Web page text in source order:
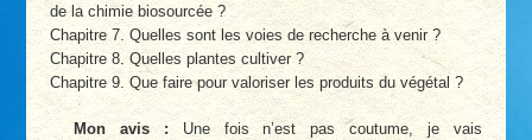
de la chimie biosourcée ?
Chapitre 7. Quelles sont les voies de recherche à venir ?
Chapitre 8. Quelles plantes cultiver ?
Chapitre 9. Que faire pour valoriser les produits du végétal ?
Mon avis : Une fois n’est pas coutume, je vais